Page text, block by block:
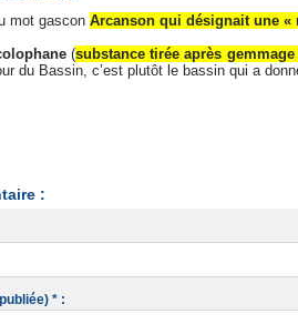
mot gascon Arcanson qui désignait une «
(substance tirée après
du Bassin, c’est plutôt le bassin qui a
:
* :